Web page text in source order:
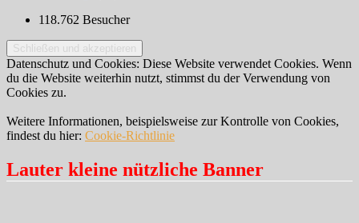
118.762 Besucher
Datenschutz und Cookies: Diese Website verwendet Cookies. Wenn
du die Website weiterhin nutzt, stimmst du der Verwendung von
Cookies zu.
Weitere Informationen, beispielsweise zur Kontrolle von Cookies,
findest du hier: Cookie-Richtlinie
Lauter kleine nützliche Banner